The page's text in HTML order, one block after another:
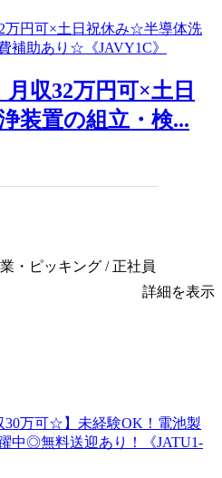
月収32万円可×土日
装置の組立・検...
・ピッキング / 正社員
詳細を表示